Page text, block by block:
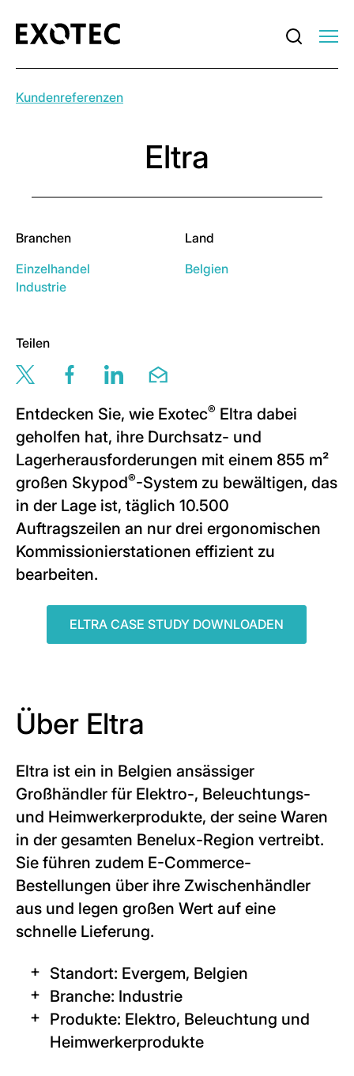
Kundenreferenzen
Eltra
Branchen
Einzelhandel
Industrie
Land
Belgien
Teilen
Share this page via twitter
Share this page via facebook
Share this page via linkedin
Share this page via email
Entdecken Sie, wie Exotec® Eltra dabei
geholfen hat, ihre Durchsatz- und
Lagerherausforderungen mit einem 855 m²
großen Skypod®-System zu bewältigen, das
in der Lage ist, täglich 10.500
Auftragszeilen an nur drei ergonomischen
Kommissionierstationen effizient zu
bearbeiten.
ELTRA CASE STUDY DOWNLOADEN
Über Eltra
Eltra ist ein in Belgien ansässiger
Großhändler für Elektro-, Beleuchtungs-
und Heimwerkerprodukte, der seine Waren
in der gesamten Benelux-Region vertreibt.
Sie führen zudem E-Commerce-
Bestellungen über ihre Zwischenhändler
aus und legen großen Wert auf eine
schnelle Lieferung.
Standort: Evergem, Belgien
Branche: Industrie
Produkte: Elektro, Beleuchtung und
Heimwerkerprodukte